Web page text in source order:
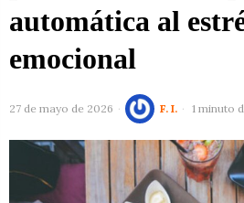
automática al
emocional
27 de mayo de 2026 F. I. 1 minuto